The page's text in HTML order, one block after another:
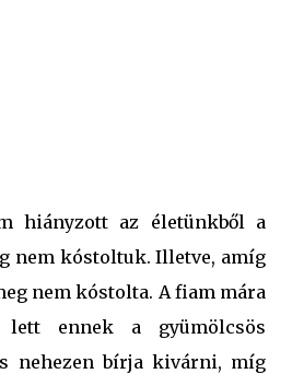
hiányzott az életünkből a
nem kóstoltuk. Illetve, amíg
nem kóstolta. A fiam mára
lett ennek a gyümölcsös
nehezen bírja kivárni, míg